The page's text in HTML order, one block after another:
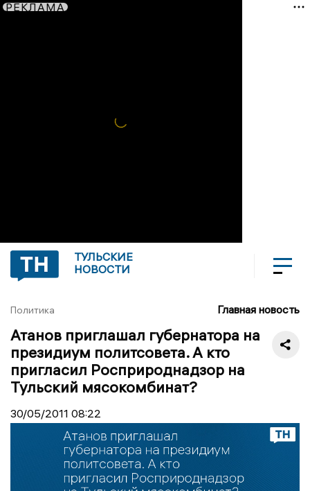
РЕКЛАМА
ТУЛЬСКИЕ
НОВОСТИ
Политика Главная новость
Атанов приглашал губернатора на
президиум политсовета. А кто
пригласил Росприроднадзор на
Тульский мясокомбинат?
30/05/2011 08:22